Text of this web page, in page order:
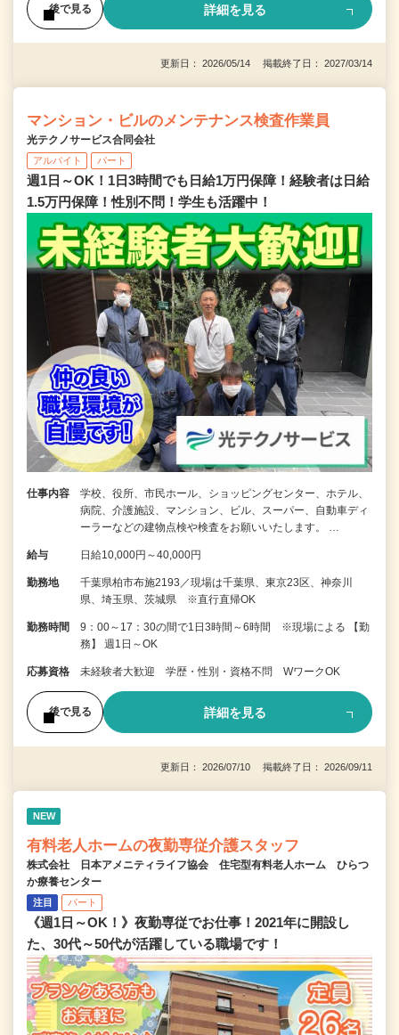
後で見る 詳細を見る
更新日： 2026/05/14 掲載終了日： 2027/03/14
マンション・ビルのメンテナンス検査作業員
光テクノサービス合同会社
アルバイト パート
週1日～OK！1日3時間でも日給1万円保障！経験者は日給
1.5万円保障！性別不問！学生も活躍中！
仕事内容
学校、役所、市民ホール、ショッピングセンター、ホテル、
病院、介護施設、マンション、ビル、スーパー、自動車ディ
ーラーなどの建物点検や検査をお願いいたします。 …
給与 日給10,000円～40,000円
勤務地
千葉県柏市布施2193／現場は千葉県、東京23区、神奈川
県、埼玉県、茨城県 ※直行直帰OK
勤務時間
9：00～17：30の間で1日3時間～6時間 ※現場による 【勤
務】 週1日～OK
応募資格 未経験者大歓迎 学歴・性別・資格不問 WワークOK
後で見る 詳細を見る
更新日： 2026/07/10 掲載終了日： 2026/09/11
NEW
有料老人ホームの夜勤専従介護スタッフ
株式会社 日本アメニティライフ協会 住宅型有料老人ホーム ひらつ
か療養センター
注目 パート
《週1日～OK！》夜勤専従でお仕事！2021年に開設し
た、30代～50代が活躍している職場です！